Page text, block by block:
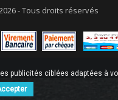
- Tous droits réservés
publicités ciblées adaptées